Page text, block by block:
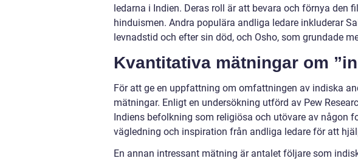
ledarna i Indien. Deras roll är att bevara och förnya den
hinduismen. Andra populära andliga ledare inkluderar
levnadstid och efter sin död, och Osho, som grundade
Kvantitativa mätningar om
För att ge en uppfattning om omfattningen av indiska
mätningar. Enligt en undersökning utförd av Pew
Indiens befolkning som religiösa och utövare av någon
vägledning och inspiration från andliga ledare för att
En annan intressant mätning är antalet följare som